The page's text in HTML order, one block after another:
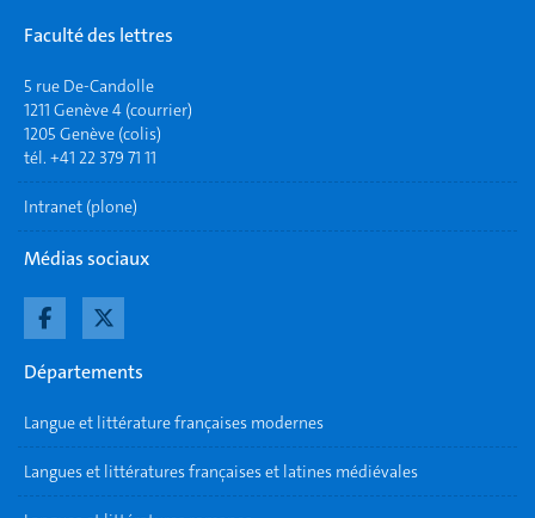
Faculté des lettres
5 rue De-Candolle
1211 Genève 4 (courrier)
1205 Genève (colis)
tél. +41 22 379 71 11
Intranet (plone)
Médias sociaux
Départements
Langue et littérature françaises modernes
Langues et littératures françaises et latines médiévales